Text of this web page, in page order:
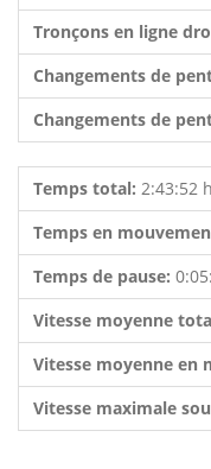
Tronçons en ligne
Changements de
Changements de
Temps total: 2:43:52 h
Temps en
Temps de pause:
Vitesse moyenne
Vitesse moyenne en
Vitesse maximale